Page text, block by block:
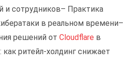
и сотрудников– Практика
в реальном времени–
решений от Cloudflare в
как ритейл-холдинг снижает